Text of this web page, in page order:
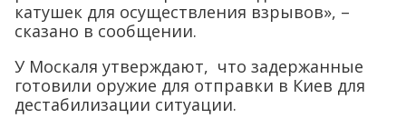
катушек для осуществления взрывов», –
сказано в сообщении.
У Москаля утверждают, что задержанные
готовили оружие для отправки в Киев для
дестабилизации ситуации.